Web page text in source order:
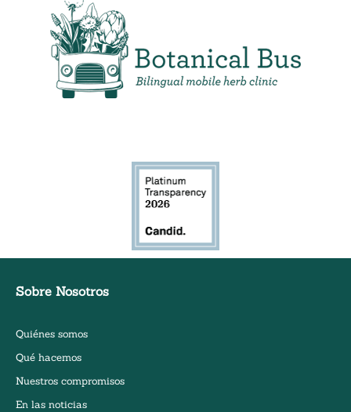
Sobre Nosotros
Quiénes somos
Qué hacemos
Nuestros compromisos
En las noticias